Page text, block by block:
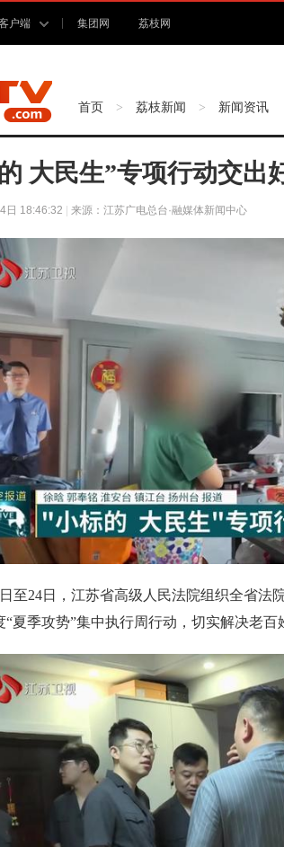
户端 集团网 荔枝网
首页 > 荔枝新闻 > 新闻资讯
大民生”专项行动交出
日 18:46:32 来源：江苏广电总台·融媒体新闻中心
至24日，江苏省高级人民法院组织全省法
“夏季攻势”集中执行周行动，切实解决老百